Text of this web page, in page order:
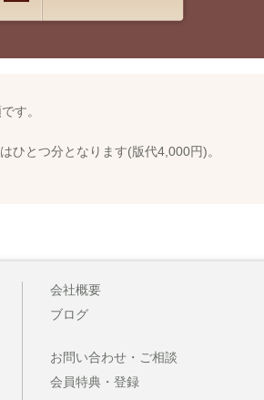
す。
ひとつ分となります(版代4,000円)。
会社概要
ブログ
お問い合わせ・ご相談
会員特典・登録